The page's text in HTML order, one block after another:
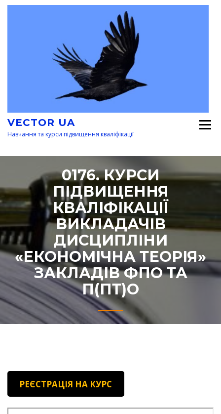
Перейти
VECTOR UA
Навчання та курси підвищення кваліфікації
0176. КУРСИ
ПІДВИЩЕННЯ
КВАЛІФІКАЦІЇ
ВИКЛАДАЧІВ
ДИСЦИПЛІНИ
«ЕКОНОМІЧНА ТЕОРІЯ»
ЗАКЛАДІВ ФПО ТА
П(ПТ)О
РЕЄСТРАЦІЯ НА КУРС